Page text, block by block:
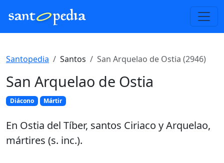
Santopedia Santos San Arquelao de Ostia (2946)
San Arquelao de Ostia
Diácono Mártir
En Ostia del Tíber, santos Ciriaco y Arquelao,
mártires (s. inc.).